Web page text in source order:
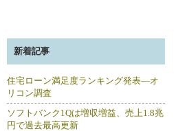
新着記事
住宅ローン満足度ランキング発表―オ
リコン調査
ソフトバンク1Qは増収増益、売上1.8兆
円で過去最高更新